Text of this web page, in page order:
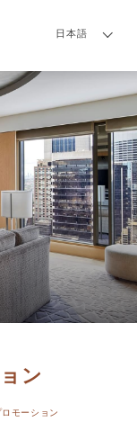
日本語
ン
ロモーション